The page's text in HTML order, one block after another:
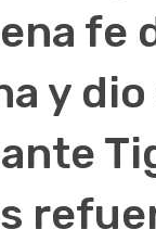
fe
y dio